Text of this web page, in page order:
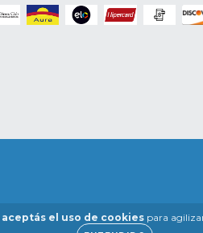
aceptás el uso de cookies para